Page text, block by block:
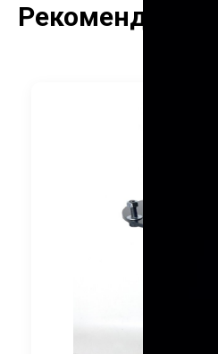
Рекомендуемые